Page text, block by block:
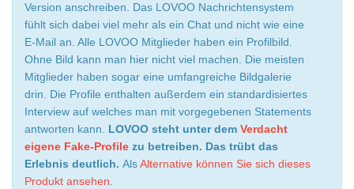
Version anschreiben. Das LOVOO Nachrichtensystem
fühlt sich dabei viel mehr als ein Chat und nicht wie eine
E-Mail an. Alle LOVOO Mitglieder haben ein Profilbild.
Ohne Bild kann man hier nicht viel machen. Die meisten
Mitglieder haben sogar eine umfangreiche Bildgalerie
drin. Die Profile enthalten außerdem ein standardisiertes
Interview auf welches man mit vorgegebenen Statements
antworten kann. LOVOO steht unter dem Verdacht
eigene Fake-Profile zu betreiben. Das trübt das
Erlebnis deutlich. AlsAlternative können Sie sich dieses
Produkt ansehen.